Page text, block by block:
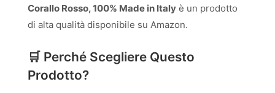
Corallo Rosso, 100% Made in Italy è un prodotto
di alta qualità disponibile su Amazon.
🛒 Perché Scegliere Questo
Prodotto?